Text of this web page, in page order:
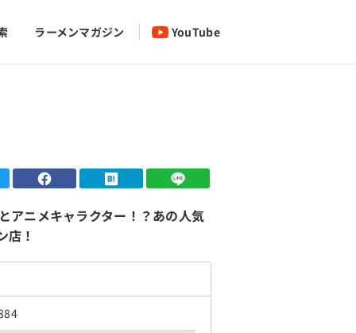
ラーメンマガジン YouTube
アニメキャラクター！？あの人気
店！